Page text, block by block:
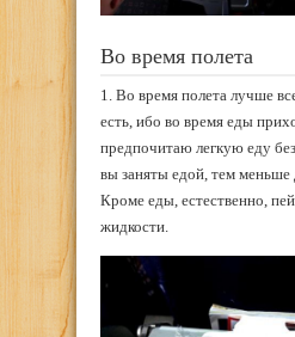
Во время полета
1. Во время полета лучше
есть, ибо во время еды
предпочитаю легкую еду
вы заняты едой, тем меньше
Кроме еды, естественно,
жидкости.